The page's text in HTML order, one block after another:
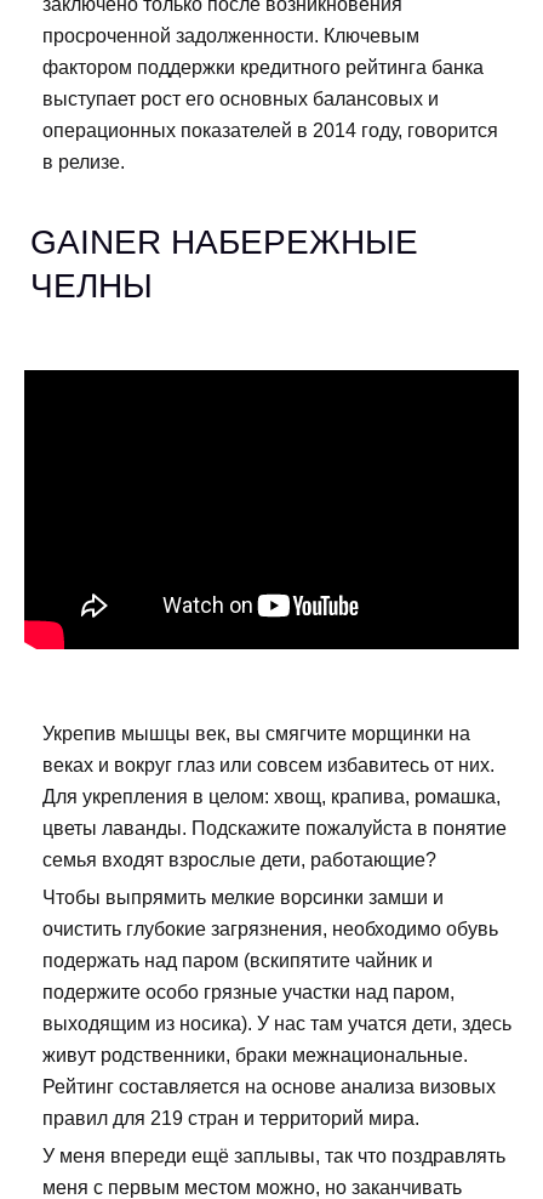
заключено только после возникновения
просроченной задолженности. Ключевым
фактором поддержки кредитного рейтинга банка
выступает рост его основных балансовых и
операционных показателей в 2014 году, говорится
в релизе.
GAINER НАБЕРЕЖНЫЕ
ЧЕЛНЫ
Укрепив мышцы век, вы смягчите морщинки на
веках и вокруг глаз или совсем избавитесь от них.
Для укрепления в целом: хвощ, крапива, ромашка,
цветы лаванды. Подскажите пожалуйста в понятие
семья входят взрослые дети, работающие?
Чтобы выпрямить мелкие ворсинки замши и
очистить глубокие загрязнения, необходимо обувь
подержать над паром (вскипятите чайник и
подержите особо грязные участки над паром,
выходящим из носика). У нас там учатся дети, здесь
живут родственники, браки межнациональные.
Рейтинг составляется на основе анализа визовых
правил для 219 стран и территорий мира.
У меня впереди ещё заплывы, так что поздравлять
меня с первым местом можно, но заканчивать